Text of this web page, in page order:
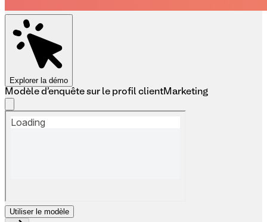
Explorer la démo
Modèle d'enquête sur le profil client Marketing
Utiliser le modèle